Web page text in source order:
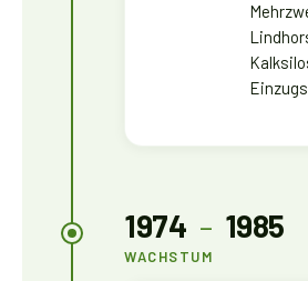
1974 – 1985
WACHSTUM